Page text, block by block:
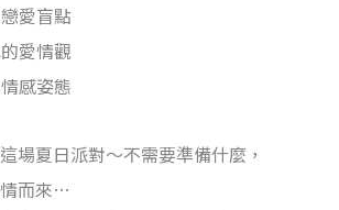
愛盲點
愛情觀
感姿態
場夏日派對～不需要準備什麼，
而來…